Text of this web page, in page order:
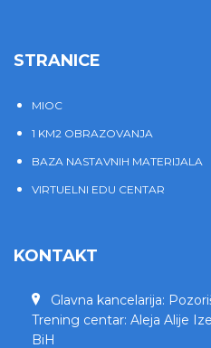
STRANICE
MIOC
1 KM2 OBRAZOVANJA
BAZA NASTAVNIH MATERIJALA
VIRTUELNI EDU CENTAR
KONTAKT
Glavna kancelarija:
Trening centar: Aleja Alije
BiH